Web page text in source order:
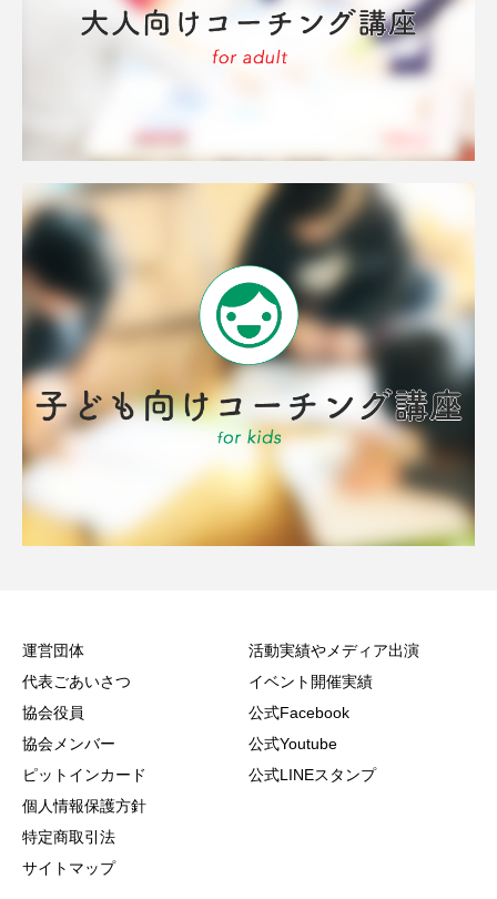
運営団体
代表ごあいさつ
協会役員
協会メンバー
ピットインカード
個人情報保護方針
特定商取引法
サイトマップ
活動実績やメディア出演
イベント開催実績
公式Facebook
公式Youtube
公式LINEスタンプ